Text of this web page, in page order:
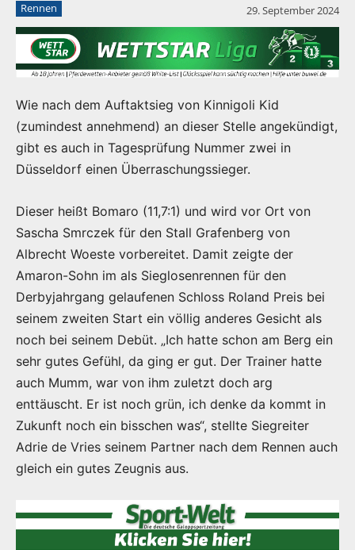
Rennen 29. September 2024
Wie nach dem Auftaktsieg von Kinnigoli Kid
(zumindest annehmend) an dieser Stelle angekündigt,
gibt es auch in Tagesprüfung Nummer zwei in
Düsseldorf einen Überraschungssieger.
Dieser heißt Bomaro (11,7:1) und wird vor Ort von
Sascha Smrczek für den Stall Grafenberg von
Albrecht Woeste vorbereitet. Damit zeigte der
Amaron-Sohn im als Sieglosenrennen für den
Derbyjahrgang gelaufenen Schloss Roland Preis bei
seinem zweiten Start ein völlig anderes Gesicht als
noch bei seinem Debüt. „Ich hatte schon am Berg ein
sehr gutes Gefühl, da ging er gut. Der Trainer hatte
auch Mumm, war von ihm zuletzt doch arg
enttäuscht. Er ist noch grün, ich denke da kommt in
Zukunft noch ein bisschen was“, stellte Siegreiter
Adrie de Vries seinem Partner nach dem Rennen auch
gleich ein gutes Zeugnis aus.